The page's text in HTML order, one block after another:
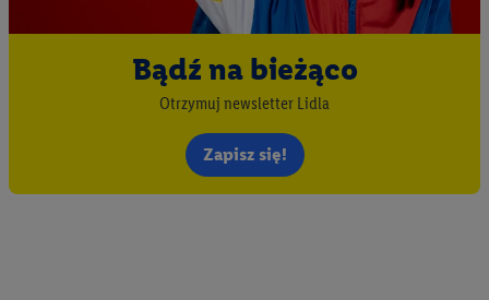
Bądź na bieżąco
Otrzymuj newsletter Lidla
Zapisz się!